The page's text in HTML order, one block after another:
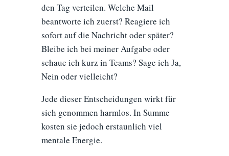
den Tag verteilen. Welche Mail
beantworte ich zuerst? Reagiere ich
sofort auf die Nachricht oder später?
Bleibe ich bei meiner Aufgabe oder
schaue ich kurz in Teams? Sage ich Ja,
Nein oder vielleicht?
Jede dieser Entscheidungen wirkt für
sich genommen harmlos. In Summe
kosten sie jedoch erstaunlich viel
mentale Energie.